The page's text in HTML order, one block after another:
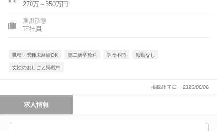
270万～350万円
雇用形態
正社員
職種・業種未経験OK 第二新卒歓迎 学歴不問 転勤なし
女性のおしごと掲載中
掲載終了日：2026/08/06
求人情報